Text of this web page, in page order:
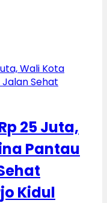
25 Juta,
Pantau
Kidul